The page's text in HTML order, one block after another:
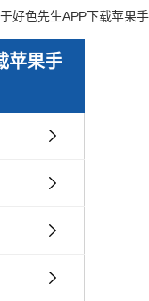
好色先生APP下载苹果
苹果手